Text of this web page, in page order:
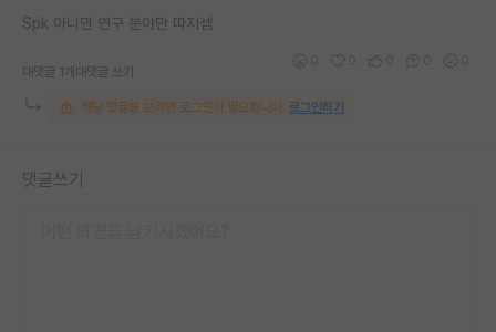
Spk 아니면 연구 분야만 따지셈
대댓글 1개 대댓글 쓰기
해당 댓글을 보려면 로그인이 필요합니다. 로그인하기
댓글쓰기